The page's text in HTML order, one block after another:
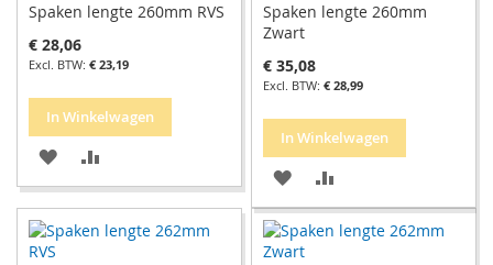
Spaken lengte 260mm RVS
€ 28,06
€ 23,19
In Winkelwagen
VOEG
TOE
AAN
OM
TE
Spaken lengte 260mm
Zwart
€ 35,08
€ 28,99
In Winkelwagen
VOEG
TOE
AAN
OM